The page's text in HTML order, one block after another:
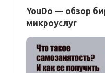
YouDo — обзор
микроуслуг